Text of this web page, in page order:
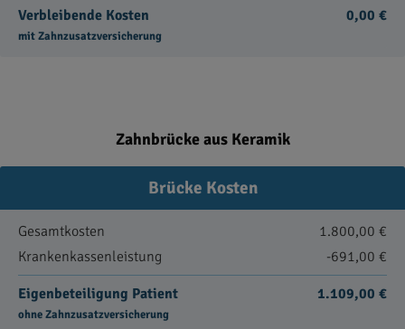
Verbleibende Kosten
mit Zahnzusatzversicherung
0,00 €
Zahnbrücke aus Keramik
Brücke Kosten
Gesamtkosten
1.800,00 €
Krankenkassenleistung
-691,00 €
Eigenbeteiligung Patient
ohne Zahnzusatzversicherung
1.109,00 €